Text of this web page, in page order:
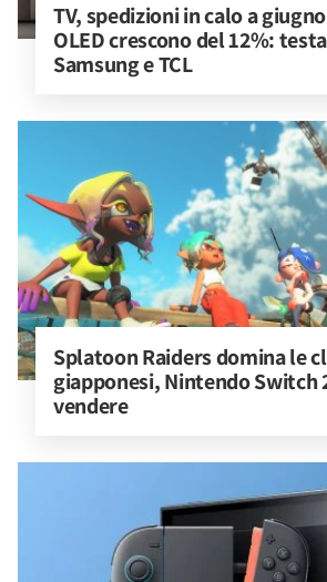
TV, spedizioni in calo a
OLED crescono del 12%:
Samsung e TCL
Splatoon Raiders domina le
giapponesi, Nintendo Switch
vendere